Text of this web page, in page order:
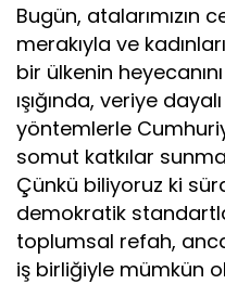
Bugün, atalarımızın
merakıyla ve
bir ülkenin
ışığında, veriye
yöntemlerle
somut katkılar
Çünkü biliyoruz ki
demokratik
toplumsal refah,
iş birliğiyle mümkün